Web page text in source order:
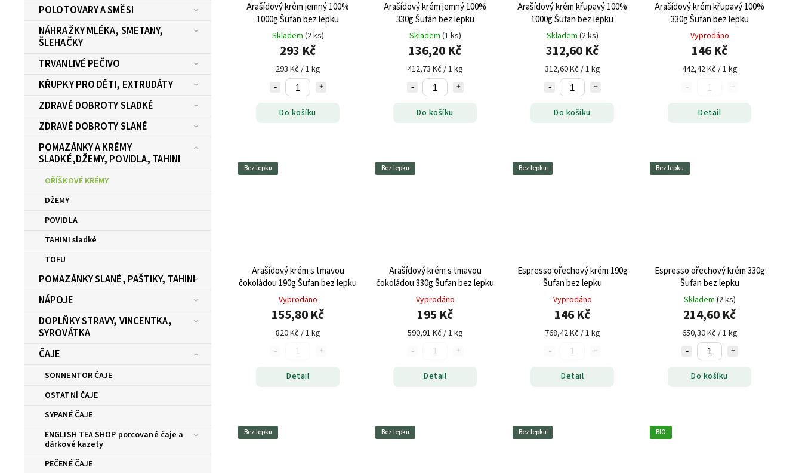
POLOTOVARY A SMĚSI
NÁHRAŽKY MLÉKA, SMETANY,
ŠLEHAČKY
TRVANLIVÉ PEČIVO
KŘUPKY PRO DĚTI, EXTRUDÁTY
ZDRAVÉ DOBROTY SLADKÉ
ZDRAVÉ DOBROTY SLANÉ
POMAZÁNKY A KRÉMY
SLADKÉ,DŽEMY, POVIDLA, TAHINI
OŘÍŠKOVÉ KRÉMY
DŽEMY
POVIDLA
TAHINI sladké
TOFU
POMAZÁNKY SLANÉ, PAŠTIKY, TAHINI
NÁPOJE
DOPLŇKY STRAVY, VINCENTKA,
SYROVÁTKA
ČAJE
SONNENTOR ČAJE
OSTATNÍ ČAJE
SYPANÉ ČAJE
ENGLISH TEA SHOP porcované čaje a
dárkové kazety
PEČENÉ ČAJE
Arašídový krém jemný 100%
1000g Šufan bez lepku
Skladem (2 ks)
293 Kč
293 Kč / 1 kg
Do košíku
Arašídový krém jemný 100%
330g Šufan bez lepku
Skladem (1 ks)
136,20 Kč
412,73 Kč / 1 kg
Do košíku
Arašídový krém křupavý 100%
1000g Šufan bez lepku
Skladem (2 ks)
312,60 Kč
312,60 Kč / 1 kg
Do košíku
Arašídový krém křupavý 100%
330g Šufan bez lepku
Vyprodáno
146 Kč
442,42 Kč / 1 kg
Detail
Bez lepku
Arašídový krém s tmavou
čokoládou 190g Šufan bez lepku
Vyprodáno
155,80 Kč
820 Kč / 1 kg
Detail
Bez lepku
Arašídový krém s tmavou
čokoládou 330g Šufan bez lepku
Vyprodáno
195 Kč
590,91 Kč / 1 kg
Detail
Bez lepku
Espresso ořechový krém 190g
Šufan bez lepku
Vyprodáno
146 Kč
768,42 Kč / 1 kg
Detail
Bez lepku
Espresso ořechový krém 330g
Šufan bez lepku
Skladem (2 ks)
214,60 Kč
650,30 Kč / 1 kg
Do košíku
Bez lepku Bez lepku Bez lepku BIO